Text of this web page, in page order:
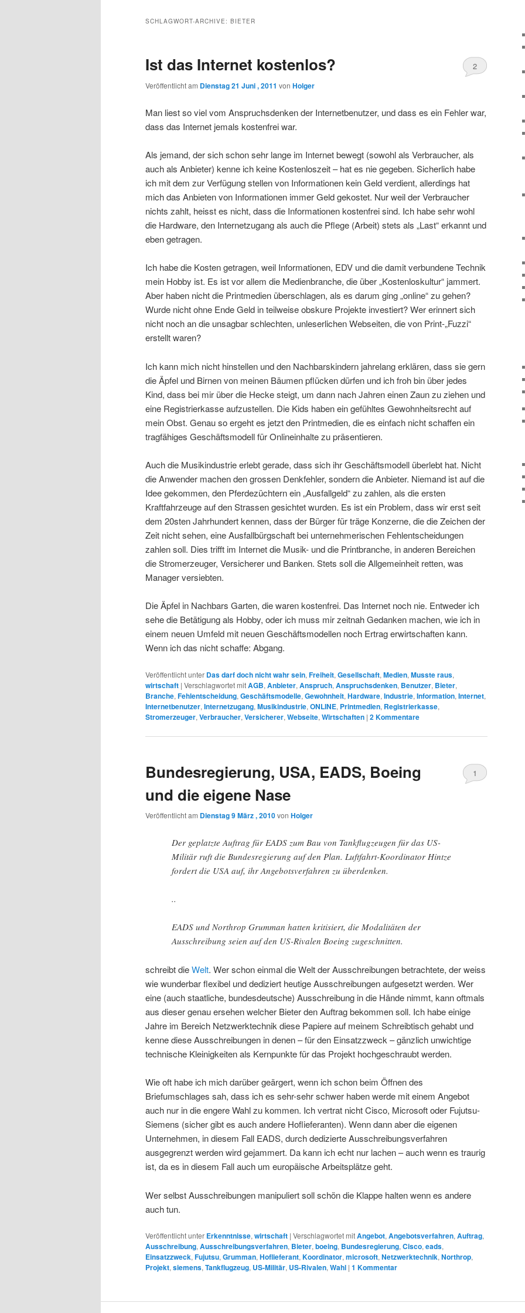
wechseln
SCHLAGWORT-ARCHIVE: BIETER
Ist das Internet kostenlos?
Veröffentlicht am Dienstag 21 Juni , 2011 von Holger
2
Man liest so viel vom Anspruchsdenken der Internetbenutzer, und dass es ein Fehler war,
dass das Internet jemals kostenfrei war.
Als jemand, der sich schon sehr lange im Internet bewegt (sowohl als Verbraucher, als
auch als Anbieter) kenne ich keine Kostenloszeit – hat es nie gegeben. Sicherlich habe
ich mit dem zur Verfügung stellen von Informationen kein Geld verdient, allerdings hat
mich das Anbieten von Informationen immer Geld gekostet. Nur weil der Verbraucher
nichts zahlt, heisst es nicht, dass die Informationen kostenfrei sind. Ich habe sehr wohl
die Hardware, den Internetzugang als auch die Pflege (Arbeit) stets als „Last“ erkannt und
eben getragen.
Ich habe die Kosten getragen, weil Informationen, EDV und die damit verbundene Technik
mein Hobby ist. Es ist vor allem die Medienbranche, die über „Kostenloskultur“ jammert.
Aber haben nicht die Printmedien überschlagen, als es darum ging „online“ zu gehen?
Wurde nicht ohne Ende Geld in teilweise obskure Projekte investiert? Wer erinnert sich
nicht noch an die unsagbar schlechten, unleserlichen Webseiten, die von Print-„Fuzzi“
erstellt waren?
Ich kann mich nicht hinstellen und den Nachbarskindern jahrelang erklären, dass sie gern
die Äpfel und Birnen von meinen Bäumen pflücken dürfen und ich froh bin über jedes
Kind, dass bei mir über die Hecke steigt, um dann nach Jahren einen Zaun zu ziehen und
eine Registrierkasse aufzustellen. Die Kids haben ein gefühltes Gewohnheitsrecht auf
mein Obst. Genau so ergeht es jetzt den Printmedien, die es einfach nicht schaffen ein
tragfähiges Geschäftsmodell für Onlineinhalte zu präsentieren.
Auch die Musikindustrie erlebt gerade, dass sich ihr Geschäftsmodell überlebt hat. Nicht
die Anwender machen den grossen Denkfehler, sondern die Anbieter. Niemand ist auf die
Idee gekommen, den Pferdezüchtern ein „Ausfallgeld“ zu zahlen, als die ersten
Kraftfahrzeuge auf den Strassen gesichtet wurden. Es ist ein Problem, dass wir erst seit
dem 20sten Jahrhundert kennen, dass der Bürger für träge Konzerne, die die Zeichen der
Zeit nicht sehen, eine Ausfallbürgschaft bei unternehmerischen Fehlentscheidungen
zahlen soll. Dies trifft im Internet die Musik- und die Printbranche, in anderen Bereichen
die Stromerzeuger, Versicherer und Banken. Stets soll die Allgemeinheit retten, was
Manager versiebten.
Die Äpfel in Nachbars Garten, die waren kostenfrei. Das Internet noch nie. Entweder ich
sehe die Betätigung als Hobby, oder ich muss mir zeitnah Gedanken machen, wie ich in
einem neuen Umfeld mit neuen Geschäftsmodellen noch Ertrag erwirtschaften kann.
Wenn ich das nicht schaffe: Abgang.
Veröffentlicht unter Das darf doch nicht wahr sein, Freiheit, Gesellschaft, Medien, Musste raus,
wirtschaft | Verschlagwortet mitAGB, Anbieter, Anspruch, Anspruchsdenken, Benutzer, Bieter,
Branche, Fehlentscheidung, Geschäftsmodelle, Gewohnheit, Hardware, Industrie, Information, Internet,
Internetbenutzer, Internetzugang, Musikindustrie, ONLINE, Printmedien, Registrierkasse,
Stromerzeuger, Verbraucher, Versicherer, Webseite, Wirtschaften | 2Kommentare
Bundesregierung, USA, EADS, Boeing
und die eigene Nase
Veröffentlicht am Dienstag 9 März , 2010von Holger
1
Der geplatzte Auftrag für EADS zum Bau von Tankflugzeugen für das US-
Militär ruft die Bundesregierung auf den Plan. Luftfahrt-Koordinator Hintze
fordert die USA auf, ihr Angebotsverfahren zu überdenken.
..
EADS und Northrop Grumman hatten kritisiert, die Modalitäten der
Ausschreibung seien auf den US-Rivalen Boeing zugeschnitten.
schreibt dieWelt. Wer schon einmal die Welt der Ausschreibungen betrachtete, der weiss
wie wunderbar flexibel und dediziert heutige Ausschreibungen aufgesetzt werden. Wer
eine (auch staatliche, bundesdeutsche) Ausschreibung in die Hände nimmt, kann oftmals
aus dieser genau ersehen welcher Bieter den Auftrag bekommen soll. Ich habe einige
Jahre im Bereich Netzwerktechnik diese Papiere auf meinem Schreibtisch gehabt und
kenne diese Ausschreibungen in denen – für den Einsatzzweck – gänzlich unwichtige
technische Kleinigkeiten als Kernpunkte für das Projekt hochgeschraubt werden.
Wie oft habe ich mich darüber geärgert, wenn ich schon beim Öffnen des
Briefumschlages sah, dass ich es sehr-sehr schwer haben werde mit einem Angebot
auch nur in die engere Wahl zu kommen. Ich vertrat nicht Cisco, Microsoft oder Fujutsu-
Siemens (sicher gibt es auch andere Hoflieferanten). Wenn dann aber die eigenen
Unternehmen, in diesem Fall EADS, durch dedizierte Ausschreibungsverfahren
ausgegrenzt werden wird gejammert. Da kann ich echt nur lachen – auch wenn es traurig
ist, da es in diesem Fall auch um europäische Arbeitsplätze geht.
Wer selbst Ausschreibungen manipuliert soll schön die Klappe halten wenn es andere
auch tun.
Veröffentlicht unter Erkenntnisse, wirtschaft | Verschlagwortet mitAngebot, Angebotsverfahren, Auftrag,
Ausschreibung, Ausschreibungsverfahren, Bieter, boeing, Bundesregierung, Cisco, eads,
Einsatzzweck, Fujutsu, Grumman, Hoflieferant, Koordinator, microsoft, Netzwerktechnik, Northrop,
Projekt, siemens, Tankflugzeug, US-Militär, US-Rivalen, Wahl | 1 Kommentar